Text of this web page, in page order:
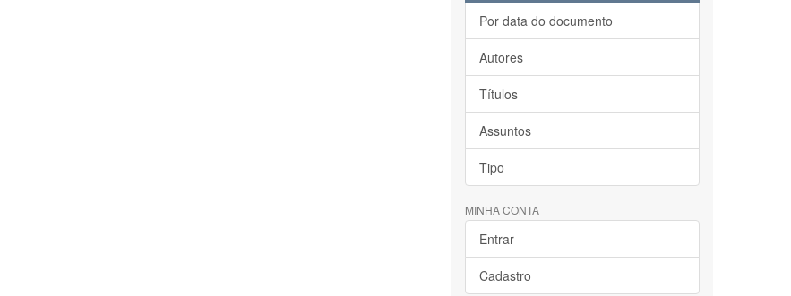
Por data do documento
Autores
Títulos
Assuntos
Tipo
MINHA CONTA
Entrar
Cadastro